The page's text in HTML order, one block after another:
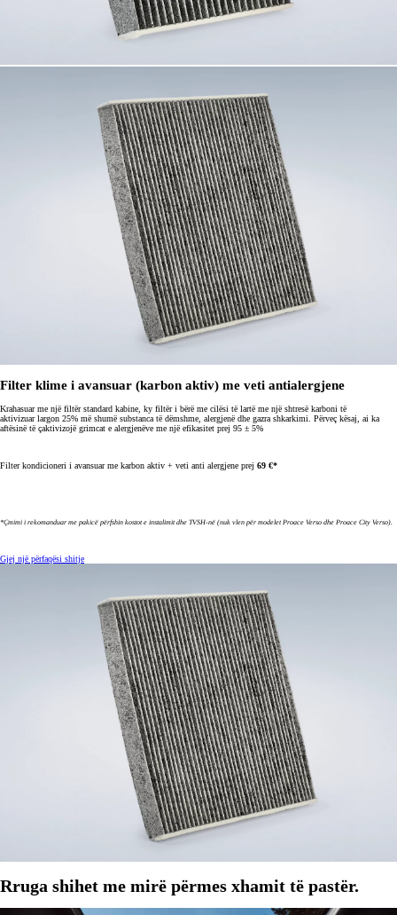
Filter klime i avansuar (karbon aktiv) me veti antialergjene
Krahasuar me një filtër standard kabine, ky filtër i bërë me cilësi të lartë me një shtresë karboni të
aktivizuar largon 25% më shumë substanca të dëmshme, alergjenë dhe gazra shkarkimi. Përveç kësaj, ai ka
aftësinë të çaktivizojë grimcat e alergjenëve me një efikasitet prej 95 ± 5%
Filter kondicioneri i avansuar me karbon aktiv + veti anti alergjene prej 69 €*
*Çmimi i rekomanduar me pakicë përfshin kostot e instalimit dhe TVSH-në (nuk vlen për modelet Proace Verso dhe Proace City Verso).
Gjej një përfaqësi shitje
Rruga shihet me mirë përmes xhamit të pastër.